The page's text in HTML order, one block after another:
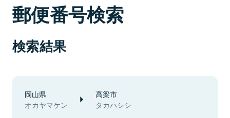
郵便番号検索
検索結果
岡山県
オカヤマケン
高梁市
タカハシシ